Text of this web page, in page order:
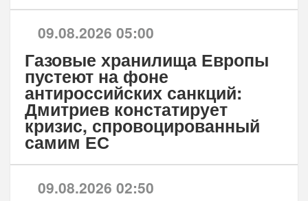
09.08.2026 05:00
Газовые хранилища Европы
пустеют на фоне
антироссийских санкций:
Дмитриев констатирует
кризис, спровоцированный
самим ЕС
09.08.2026 02:50